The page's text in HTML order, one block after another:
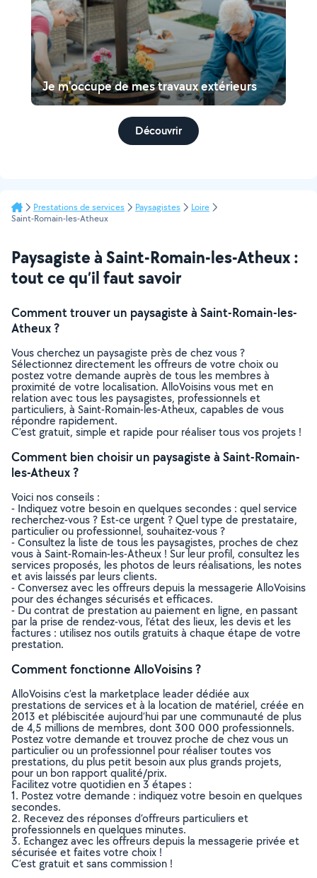
Je m'occupe de mes travaux extérieurs
Découvrir
Prestations de services Paysagistes
Loire
Saint-Romain-les-Atheux
Paysagiste à Saint-Romain-les-Atheux :
tout ce qu’il faut savoir
Comment trouver un paysagiste à Saint-Romain-les-
Atheux ?
Vous cherchez un paysagiste près de chez vous ?
Sélectionnez directement les offreurs de votre choix ou
postez votre demande auprès de tous les membres à
proximité de votre localisation. AlloVoisins vous met en
relation avec tous les paysagistes, professionnels et
particuliers, à Saint-Romain-les-Atheux, capables de vous
répondre rapidement.
C’est gratuit, simple et rapide pour réaliser tous vos projets !
Comment bien choisir un paysagiste à Saint-Romain-
les-Atheux ?
Voici nos conseils :
- Indiquez votre besoin en quelques secondes : quel service
recherchez-vous ? Est-ce urgent ? Quel type de prestataire,
particulier ou professionnel, souhaitez-vous ?
- Consultez la liste de tous les paysagistes, proches de chez
vous à Saint-Romain-les-Atheux ! Sur leur profil, consultez les
services proposés, les photos de leurs réalisations, les notes
et avis laissés par leurs clients.
- Conversez avec les offreurs depuis la messagerie AlloVoisins
pour des échanges sécurisés et efficaces.
- Du contrat de prestation au paiement en ligne, en passant
par la prise de rendez-vous, l’état des lieux, les devis et les
factures : utilisez nos outils gratuits à chaque étape de votre
prestation.
Comment fonctionne AlloVoisins ?
AlloVoisins c’est la marketplace leader dédiée aux
prestations de services et à la location de matériel, créée en
2013 et plébiscitée aujourd’hui par une communauté de plus
de 4,5 millions de membres, dont 300 000 professionnels.
Postez votre demande et trouvez proche de chez vous un
particulier ou un professionnel pour réaliser toutes vos
prestations, du plus petit besoin aux plus grands projets,
pour un bon rapport qualité/prix.
Facilitez votre quotidien en 3 étapes :
1. Postez votre demande : indiquez votre besoin en quelques
secondes.
2. Recevez des réponses d’offreurs particuliers et
professionnels en quelques minutes.
3. Echangez avec les offreurs depuis la messagerie privée et
sécurisée et faites votre choix !
C’est gratuit et sans commission !